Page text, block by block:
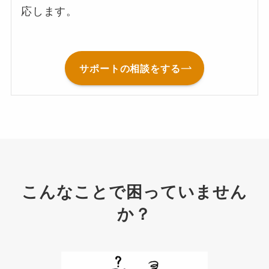
応します。
サポートの相談をする
こんなことで困っていません
か？